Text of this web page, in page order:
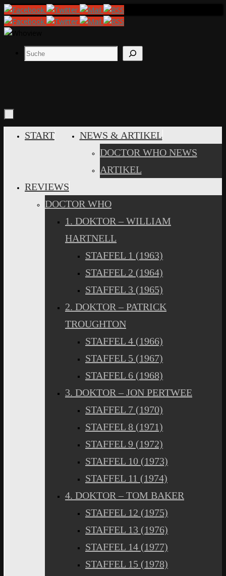
Zum
Inhalt
springen
Suchen
INHALT
START
NEWS & ARTIKEL
DOCTOR WHO NEWS
ARTIKEL
REVIEWS
DOCTOR WHO
1. DOKTOR – WILLIAM
HARTNELL
STAFFEL 1 (1963)
STAFFEL 2 (1964)
STAFFEL 3 (1965)
2. DOKTOR – PATRICK
TROUGHTON
STAFFEL 4 (1966)
STAFFEL 5 (1967)
STAFFEL 6 (1968)
3. DOKTOR – JON PERTWEE
STAFFEL 7 (1970)
STAFFEL 8 (1971)
STAFFEL 9 (1972)
STAFFEL 10 (1973)
STAFFEL 11 (1974)
4. DOKTOR – TOM BAKER
STAFFEL 12 (1975)
STAFFEL 13 (1976)
STAFFEL 14 (1977)
STAFFEL 15 (1978)